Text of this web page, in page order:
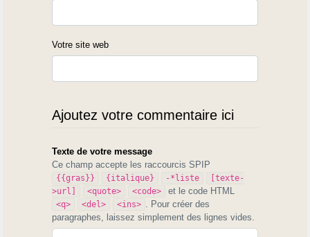
Votre site web
Ajoutez votre commentaire ici
Texte de votre message
Ce champ accepte les raccourcis SPIP
{{gras}} {italique} -*liste
[texte-
>url]
<quote> <code> et le code HTML
<q> <del> <ins>
. Pour créer des
paragraphes, laissez simplement des lignes vides.